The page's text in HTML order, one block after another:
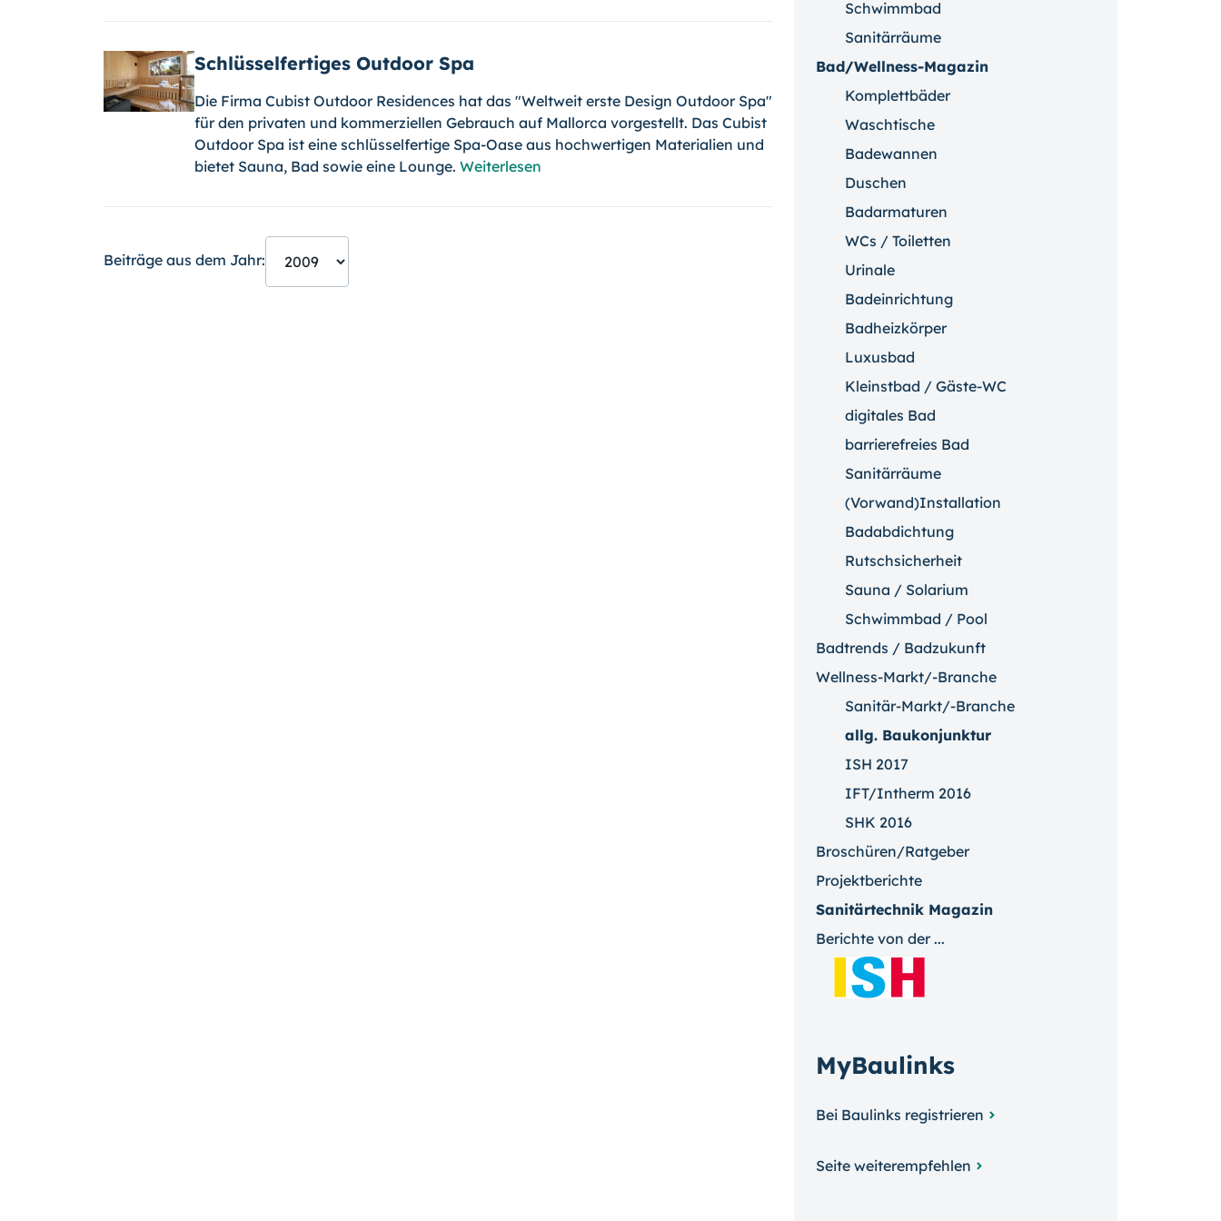
Schlüsselfertiges Outdoor Spa
Die Firma Cubist Outdoor Residences hat das "Weltweit erste Design Outdoor Spa"
für den privaten und kommerziellen Gebrauch auf Mallorca vorgestellt. Das Cubist
Outdoor Spa ist eine schlüsselfertige Spa-Oase aus hochwertigen Materialien und
bietet Sauna, Bad sowie eine Lounge. Weiterlesen
Beiträge aus dem Jahr:
Schwimmbad
Sanitärräume
Bad/Wellness-Magazin
Komplettbäder
Waschtische
Badewannen
Duschen
Badarmaturen
WCs / Toiletten
Urinale
Badeinrichtung
Badheizkörper
Luxusbad
Kleinstbad / Gäste-WC
digitales Bad
barrierefreies Bad
Sanitärräume
(Vorwand)Installation
Badabdichtung
Rutschsicherheit
Sauna / Solarium
Schwimmbad / Pool
Badtrends / Badzukunft
Wellness-Markt/-Branche
Sanitär-Markt/-Branche
allg. Baukonjunktur
ISH 2017
IFT/Intherm 2016
SHK 2016
Broschüren/Ratgeber
Projektberichte
Sanitärtechnik Magazin
Berichte von der ...
MyBaulinks
Bei Baulinks registrieren
Seite weiterempfehlen